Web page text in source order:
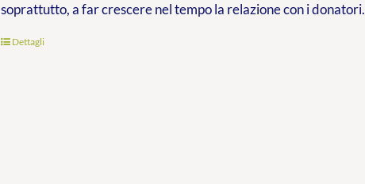
soprattutto, a far crescere nel tempo la relazione con i donatori.
Dettagli